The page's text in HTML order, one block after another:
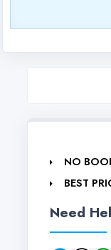
NO
BEST
Need